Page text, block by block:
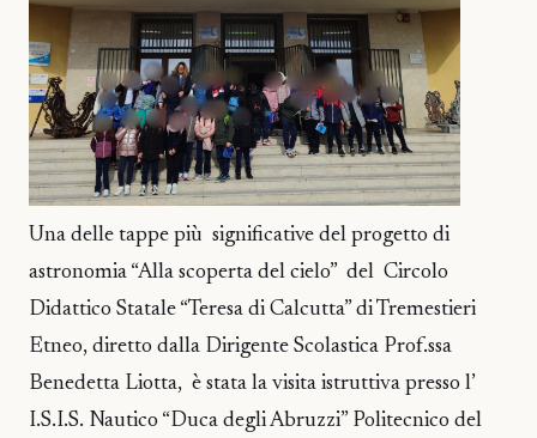
Una delle tappe più significative del progetto di
astronomia “Alla scoperta del cielo” del Circolo
Didattico Statale “Teresa di Calcutta” di Tremestieri
Etneo, diretto dalla Dirigente Scolastica Prof.ssa
Benedetta Liotta, è stata la visita istruttiva presso l’
I.S.I.S. Nautico “Duca degli Abruzzi” Politecnico del